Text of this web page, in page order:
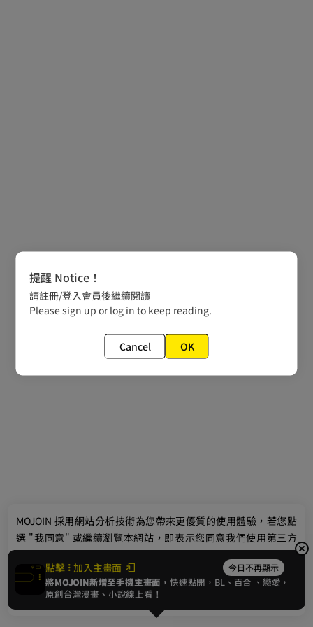
點擊 加入主畫面 今日不再顯示
將MOJOIN新增至手機主畫面，快速點開，BL、 百合 、戀愛，
原創台灣漫畫、小說線上看！
MOJOIN 採用網站分析技術為您帶來更優質的使用體驗，若您點
選 "我同意" 或繼續瀏覽本網站，即表示您同意我們使用第三方
Cookie，欲瞭解更多資訊請見隱私權政策。
我同意
提醒 Notice！
請註冊/登入會員後繼續閱讀
Please sign up or log in to keep reading.
Cancel OK